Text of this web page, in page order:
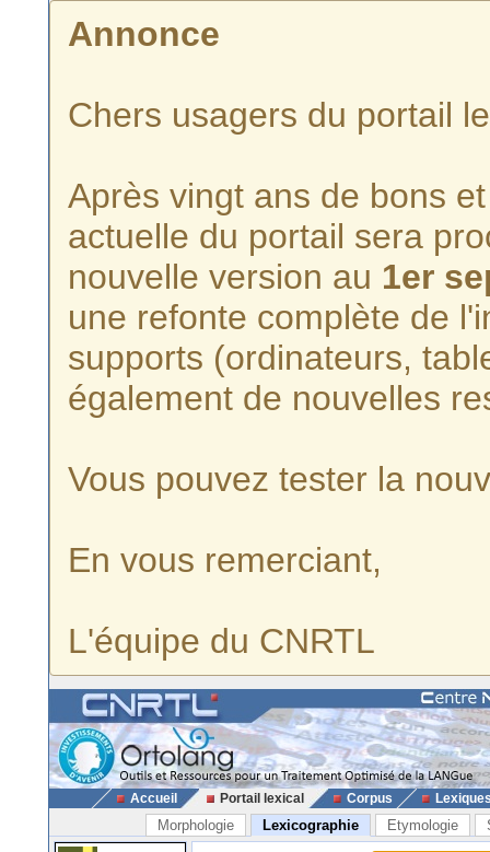
Annonce
Chers usagers du portail
Après vingt ans de bons
actuelle du portail sera
nouvelle version au 1er
une refonte complète de
supports (ordinateurs,
également de nouvelles
Vous pouvez tester la
En vous remerciant,
L'équipe du CNRTL
Accueil Portail lexical Corpus
Morphologie Lexicographie Etymologie